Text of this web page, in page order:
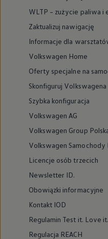
WLTP – zużycie paliwa i
Zaktualizuj nawigację
Informacje dla
Volkswagen Home
Oferty specjalne na
Skonfiguruj Volkswagena
Szybka konfiguracja
Volkswagen AG
Volkswagen Group
Volkswagen Samochody
Licencje osób trzecich
Newsletter ID.
Obowiązki informacyjne
Kontakt IOD
Regulamin Test it. Love it.
Regulacja REACH